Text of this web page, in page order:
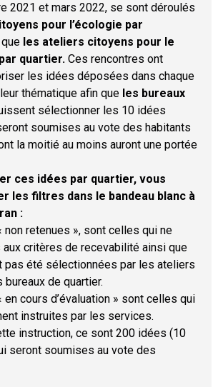
2021 et mars 2022, se sont déroulés
pour l’écologie par
les ateliers citoyens pour le
quartier. Ces rencontres ont
les idées déposées dans chaque
thématique afin que les bureaux
sélectionner les 10 idées
soumises au vote des habitants
la moitié au moins auront une portée
ces idées par quartier, vous
les filtres dans le bandeau blanc à
:
non retenues », sont celles qui ne
aux critères de recevabilité ainsi que
pas été sélectionnées par les ateliers
de quartier.
en cours d’évaluation » sont celles qui
instruites par les services.
instruction, ce sont 200 idées (10
seront soumises au vote des